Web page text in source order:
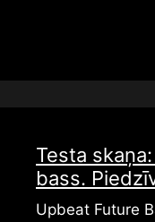
Testa
bass.
Upbeat Future